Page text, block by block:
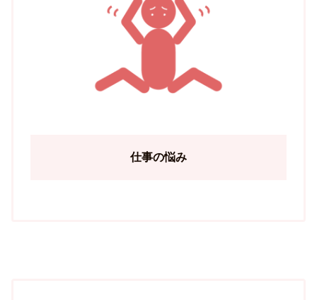
仕事の悩み